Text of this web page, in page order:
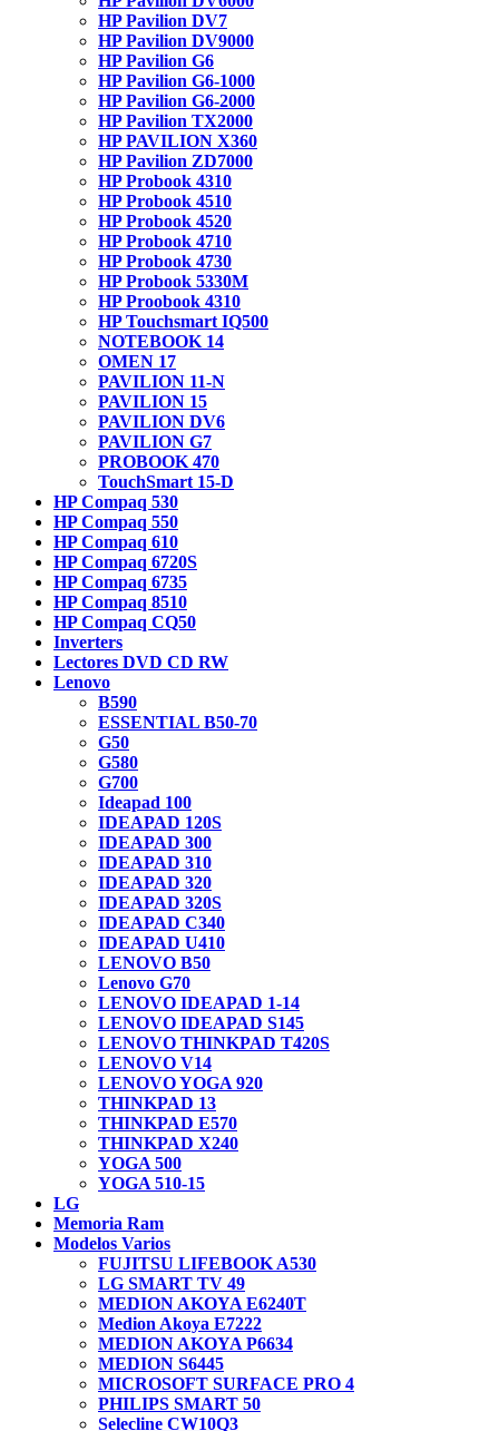
HP Pavilion DV7
HP Pavilion DV9000
HP Pavilion G6
HP Pavilion G6-1000
HP Pavilion G6-2000
HP Pavilion TX2000
HP PAVILION X360
HP Pavilion ZD7000
HP Probook 4310
HP Probook 4510
HP Probook 4520
HP Probook 4710
HP Probook 4730
HP Probook 5330M
HP Proobook 4310
HP Touchsmart IQ500
NOTEBOOK 14
OMEN 17
PAVILION 11-N
PAVILION 15
PAVILION DV6
PAVILION G7
PROBOOK 470
TouchSmart 15-D
HP Compaq 530
HP Compaq 550
HP Compaq 610
HP Compaq 6720S
HP Compaq 6735
HP Compaq 8510
HP Compaq CQ50
Inverters
Lectores DVD CD RW
Lenovo
B590
ESSENTIAL B50-70
G50
G580
G700
Ideapad 100
IDEAPAD 120S
IDEAPAD 300
IDEAPAD 310
IDEAPAD 320
IDEAPAD 320S
IDEAPAD C340
IDEAPAD U410
LENOVO B50
Lenovo G70
LENOVO IDEAPAD 1-14
LENOVO IDEAPAD S145
LENOVO THINKPAD T420S
LENOVO V14
LENOVO YOGA 920
THINKPAD 13
THINKPAD E570
THINKPAD X240
YOGA 500
YOGA 510-15
LG
Memoria Ram
Modelos Varios
FUJITSU LIFEBOOK A530
LG SMART TV 49
MEDION AKOYA E6240T
Medion Akoya E7222
MEDION AKOYA P6634
MEDION S6445
MICROSOFT SURFACE PRO 4
PHILIPS SMART 50
Selecline CW10Q3